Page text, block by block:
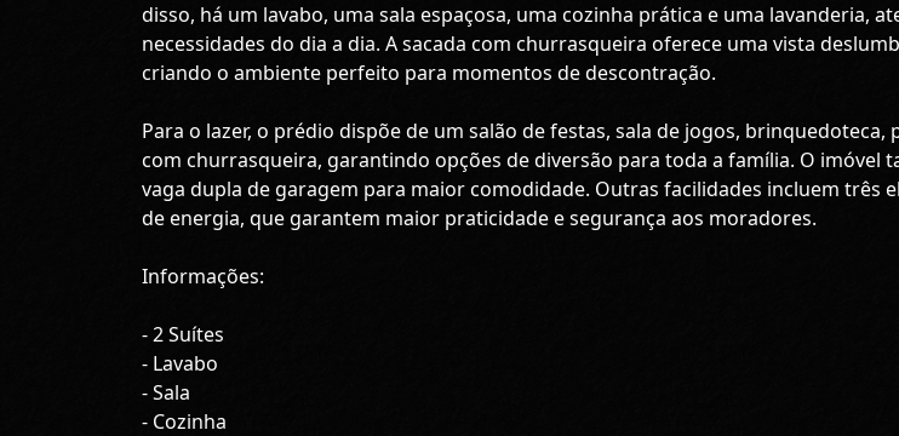
disso, há um lavabo, uma sala espaçosa, uma cozinha prática e uma lavanderia,
necessidades do dia a dia. A sacada com churrasqueira oferece uma vista
criando o ambiente perfeito para momentos de descontração.
Para o lazer, o prédio dispõe de um salão de festas, sala de jogos, brinquedoteca,
com churrasqueira, garantindo opções de diversão para toda a família. O imóvel
vaga dupla de garagem para maior comodidade. Outras facilidades incluem três
de energia, que garantem maior praticidade e segurança aos moradores.
Informações:
- 2 Suítes
- Lavabo
- Sala
- Cozinha